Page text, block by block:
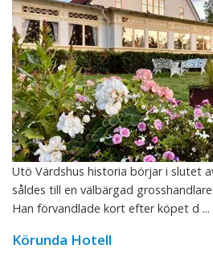
Utö Värdshus historia börjar i slutet
såldes till en välbärgad grosshandlare
Han förvandlade kort efter köpet d ...
Körunda Hotell